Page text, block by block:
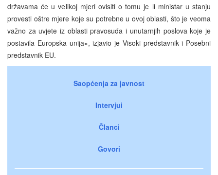
državama će u velikoj mjeri ovisiti o tomu je li ministar u stanju
provesti oštre mjere koje su potrebne u ovoj oblasti, što je veoma
važno za uvjete iz oblasti pravosuđa i unutarnjih poslova koje je
postavila Europska unija», izjavio je Visoki predstavnik i Posebni
predstavnik EU.
Saopćenja za javnost
Intervjui
Članci
Govori